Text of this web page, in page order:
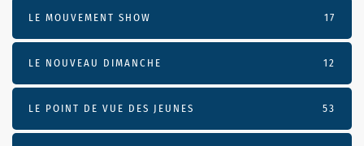
LE MOUVEMENT SHOW 17
LE NOUVEAU DIMANCHE 12
LE POINT DE VUE DES JEUNES 53